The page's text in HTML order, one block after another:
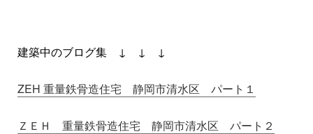
建築中のブログ集 ↓ ↓ ↓
ZEH 重量鉄骨造住宅 静岡市清水区 パート１
ＺＥＨ 重量鉄骨造住宅 静岡市清水区 パート２